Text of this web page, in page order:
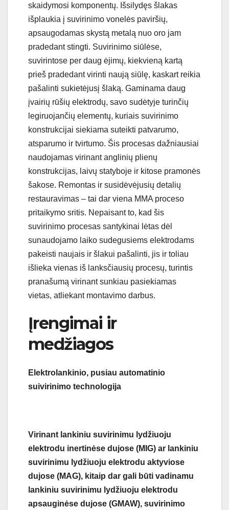
skaidymosi komponentų. Išsilydęs šlakas
išplaukia į suvirinimo vonelės paviršių,
apsaugodamas skystą metalą nuo oro jam
pradedant stingti. Suvirinimo siūlėse,
suvirintose per daug ėjimų, kiekvieną kartą
prieš pradedant virinti naują siūlę, kaskart reikia
pašalinti sukietėjusį šlaką. Gaminama daug
įvairių rūšių elektrodų, savo sudėtyje turinčių
legiruojančių elementų, kuriais suvirinimo
konstrukcijai siekiama suteikti patvarumo,
atsparumo ir tvirtumo. Šis procesas dažniausiai
naudojamas virinant anglinių plienų
konstrukcijas, laivų statyboje ir kitose pramonės
šakose. Remontas ir susidėvėjusių detalių
restauravimas – tai dar viena MMA proceso
pritaikymo sritis. Nepaisant to, kad šis
suvirinimo procesas santykinai lėtas dėl
sunaudojamo laiko sudegusiems elektrodams
pakeisti naujais ir šlakui pašalinti, jis ir toliau
išlieka vienas iš lanksčiausių procesų, turintis
pranašumą virinant sunkiau pasiekiamas
vietas, atliekant montavimo darbus.
Įrengimai ir
medžiagos
Elektrolankinio, pusiau automatinio
suivirinimo technologija
Virinant lankiniu suvirinimu lydžiuoju
elektrodu inertinėse dujose (MIG) ar lankiniu
suvirinimu lydžiuoju elektrodu aktyviose
dujose (MAG), kitaip dar gali būti vadinamu
lankiniu suvirinimu lydžiuoju elektrodu
apsauginėse dujose (GMAW), suvirinimo